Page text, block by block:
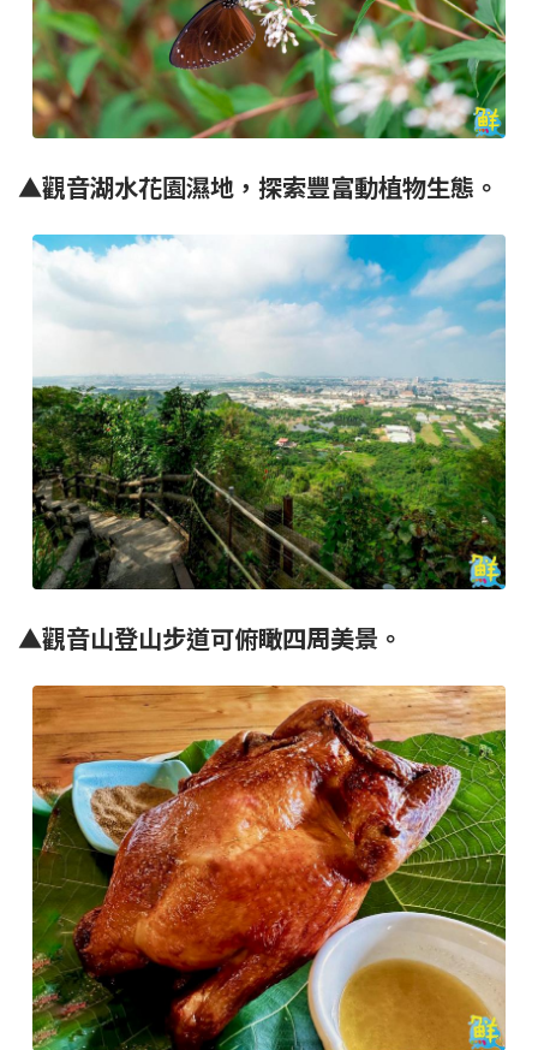
▲觀音湖水花園濕地，探索豐富動植物生態。
▲觀音山登山步道可俯瞰四周美景。